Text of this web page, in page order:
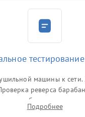
машины к сети.
реверса
работы дренажного
посторонних
Подробнее